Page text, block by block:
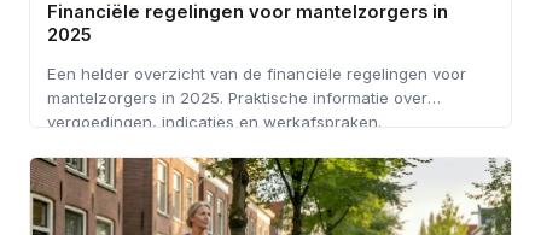
Financiële regelingen voor mantelzorgers in
2025
Een helder overzicht van de financiële regelingen voor
mantelzorgers in 2025. Praktische informatie over
vergoedingen, indicaties en werkafspraken.